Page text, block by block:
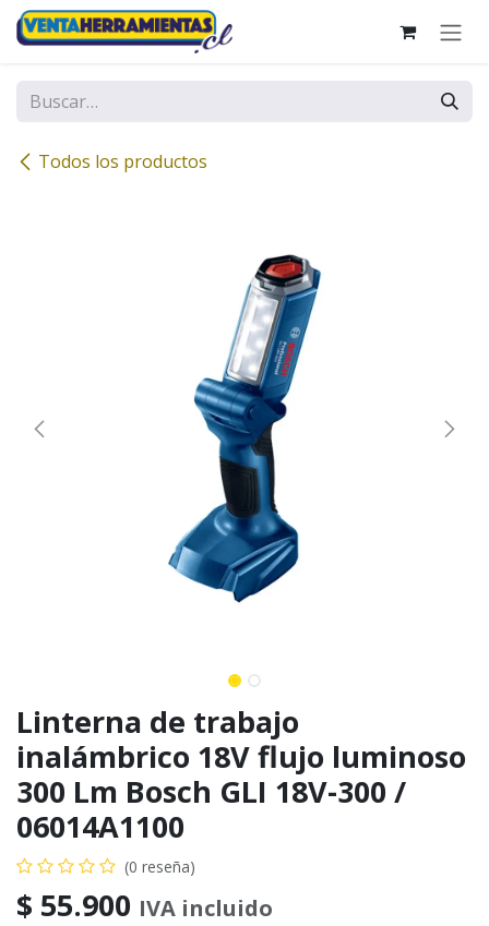
Ir al contenido
Todos los productos
Linterna de trabajo
inalámbrico 18V flujo luminoso
300 Lm Bosch GLI 18V-300 /
06014A1100
(0 reseña)
$ 55.900 IVA incluido